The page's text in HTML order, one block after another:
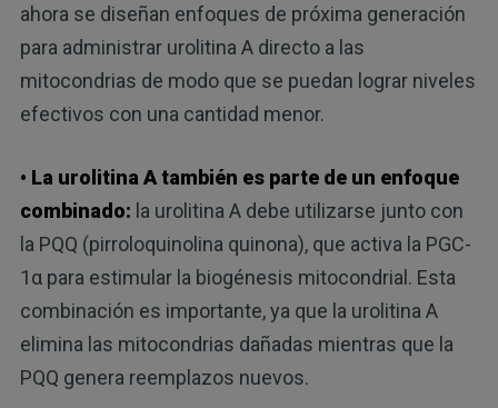
ahora se diseñan enfoques de próxima generación
para administrar urolitina A directo a las
mitocondrias de modo que se puedan lograr niveles
efectivos con una cantidad menor.
• La urolitina A también es parte de un enfoque
combinado: la urolitina A debe utilizarse junto con
la PQQ (pirroloquinolina quinona), que activa la PGC-
1α para estimular la biogénesis mitocondrial. Esta
combinación es importante, ya que la urolitina A
elimina las mitocondrias dañadas mientras que la
PQQ genera reemplazos nuevos.